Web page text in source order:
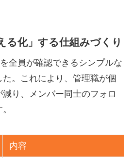
る化」する仕組みづくり
全員が確認できるシンプルな
。これにより、管理職が個
り、メンバー同士のフォロ
内容